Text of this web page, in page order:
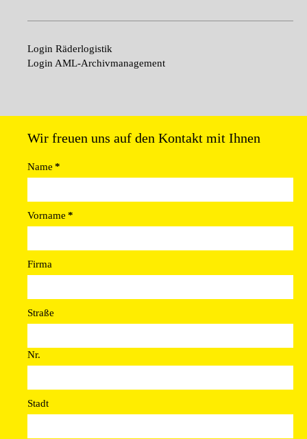
Login Räderlogistik
Login AML-Archivmanagement
Wir freuen uns auf den Kontakt mit Ihnen
Name *
Vorname *
Firma
Straße
Nr.
Stadt